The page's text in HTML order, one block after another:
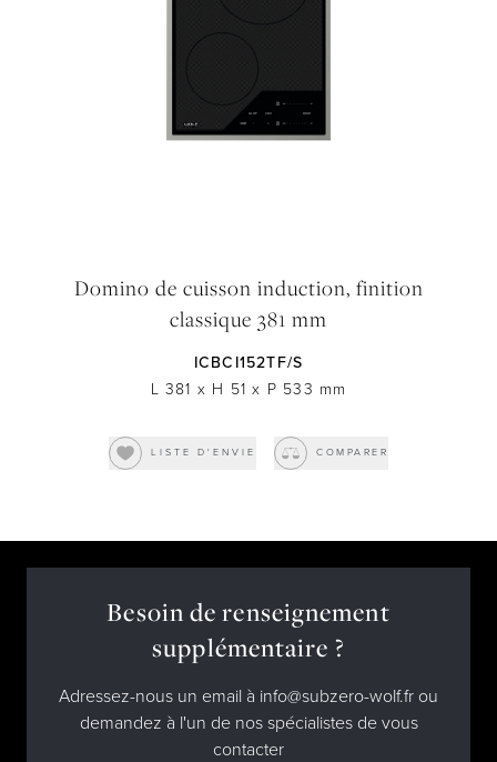
Domino de cuisson induction, finition
classique 381 mm
ICBCI152TF/S
L 381 x H 51 x P 533 mm
LISTE D'ENVIE COMPARER
Besoin de renseignement
supplémentaire ?
Adressez-nous un email à info@subzero-wolf.fr ou
demandez à l'un de nos spécialistes de vous
contacter